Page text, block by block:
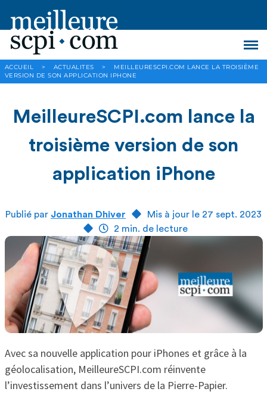
ACCUEIL > ACTUALITES >
MEILLEURESCPI.COM LANCE LA TROISIÈME
VERSION DE SON APPLICATION IPHONE
MeilleureSCPI.com lance la
troisième version de son
application iPhone
Publié par Jonathan Dhiver
Mis à jour le 27 sept. 2023
2 min. de lecture
Avec sa nouvelle application pour iPhones et grâce à la
géolocalisation, MeilleureSCPI.com réinvente
l’investissement dans l’univers de la Pierre-Papier.